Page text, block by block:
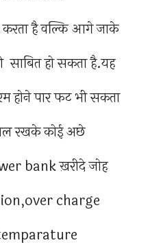
है वल्कि आगे जाके
हो सकता है.यह
होने पार फट भी सकता
रखके कोई अछे
bank ख़रीदे जोह
charge